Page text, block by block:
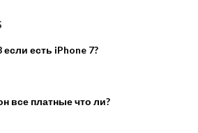
есть iPhone 7?
все платные что ли?